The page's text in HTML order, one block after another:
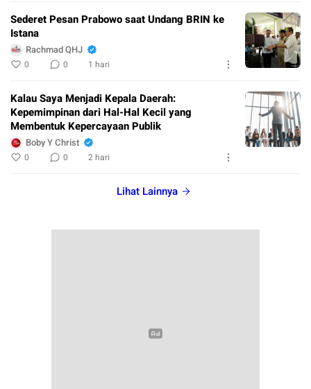
Sederet Pesan Prabowo saat Undang BRIN ke
Istana
Rachmad QHJ
0 0 1 hari
Kalau Saya Menjadi Kepala Daerah:
Kepemimpinan dari Hal-Hal Kecil yang
Membentuk Kepercayaan Publik
Boby Y Christ
0 0 2 hari
Lihat Lainnya